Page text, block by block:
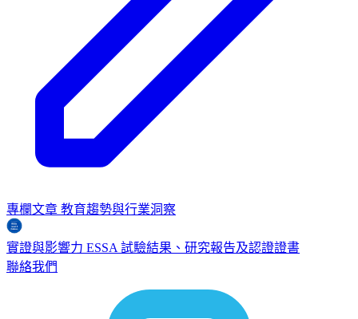
專欄文章 教育趨勢與行業洞察
實證與影響力 ESSA 試驗結果、研究報告及認證證書
聯絡我們